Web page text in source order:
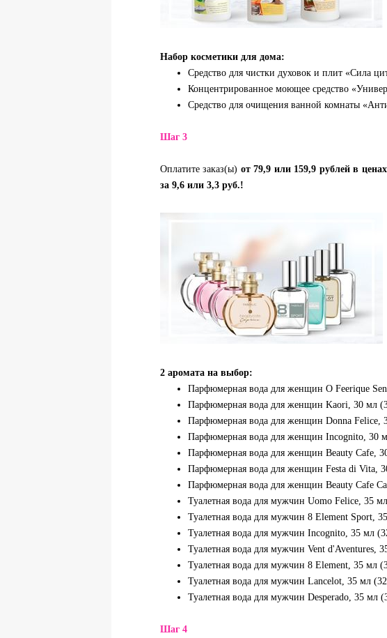
Набор косметики для дома:
Средство для чистки духовок и плит «Сила
Концентрированное моющее средство
Средство для очищения ванной комнаты
Шаг 3
Оплатите заказ(ы) от79,9 или 159,9 рублей в
за 9,6 или 3,3 руб.!
2 аромата на выбор:
Парфюмерная вода для женщин O Feerique
Парфюмерная вода для женщин Kaori, 30 мл
Парфюмерная вода для женщин Donna Felice,
Парфюмерная вода для женщин Incognito, 30
Парфюмерная вода для женщин Beauty Cafe,
Парфюмерная вода для женщин Festa di Vita,
Парфюмерная вода для женщин Beauty Cafe
Туалетная вода для мужчин Uomo Felice, 35
Туалетная вода для мужчин 8 Element Sport,
Туалетная вода для мужчин Incognito, 35 мл
Туалетная вода для мужчин Vent d'Aventures,
Туалетная вода для мужчин 8 Element, 35 мл
Туалетная вода для мужчин Lancelot, 35 мл
Туалетная вода для мужчин Desperado, 35 мл
Шаг 4